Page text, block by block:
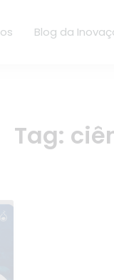
Blog da
Tag: